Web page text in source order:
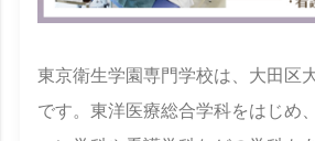
東京衛生学園専門学校は、大田区
です。東洋医療総合学科をはじめ